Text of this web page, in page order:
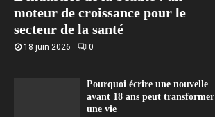
moteur de croissance pour le
secteur de la santé
18 juin 2026 0
Pourquoi écrire une nouvelle
avant 18 ans peut transformer
une vie